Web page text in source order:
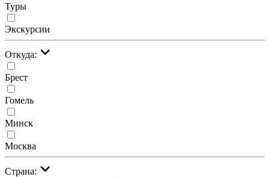
Туры
Экскурсии
Откуда:
Брест
Гомель
Минск
Москва
Страна: